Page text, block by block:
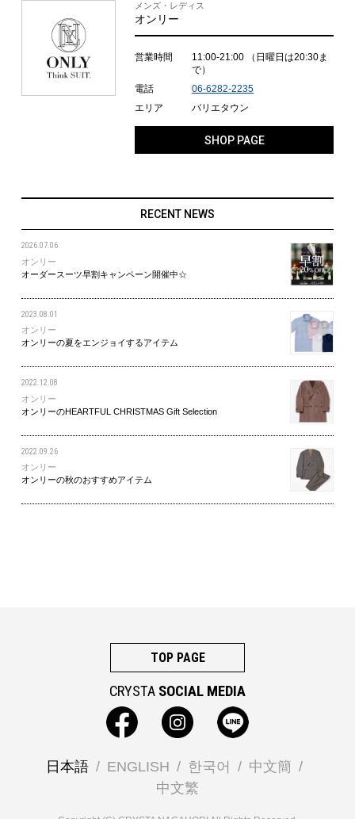
メンズ・レディス
オンリー
営業時間 11:00-21:00
（日曜日は20:30ま
で）
電話
06-6282-2235
エリア
バリエタウン
SHOP PAGE
RECENT NEWS
2026.07.06
オンリー
オーダースーツ早割キャンペーン開催中☆
2023.08.01
オンリー
オンリーの夏をエンジョイするアイテム
2022.12.08
オンリー
オンリーのHEARTFUL CHRISTMAS Gift Selection
2022.09.26
オンリー
オンリーの秋のおすすめアイテム
TOP PAGE
CRYSTA SOCIAL MEDIA
日本語 ENGLISH 한국어
中文簡
中文繁